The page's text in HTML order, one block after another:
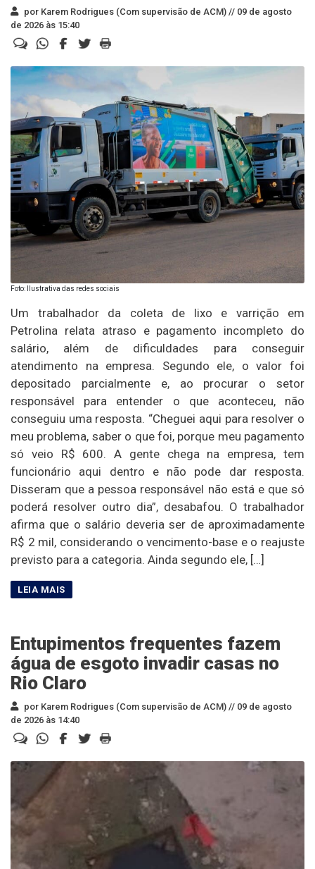
por Karem Rodrigues (Com supervisão de ACM) // 09 de agosto
de 2026 às 15:40
Foto: Ilustrativa das redes sociais
Um trabalhador da coleta de lixo e varrição em
Petrolina relata atraso e pagamento incompleto do
salário, além de dificuldades para conseguir
atendimento na empresa. Segundo ele, o valor foi
depositado parcialmente e, ao procurar o setor
responsável para entender o que aconteceu, não
conseguiu uma resposta. “Cheguei aqui para resolver o
meu problema, saber o que foi, porque meu pagamento
só veio R$ 600. A gente chega na empresa, tem
funcionário aqui dentro e não pode dar resposta.
Disseram que a pessoa responsável não está e que só
poderá resolver outro dia”, desabafou. O trabalhador
afirma que o salário deveria ser de aproximadamente
R$ 2 mil, considerando o vencimento-base e o reajuste
previsto para a categoria. Ainda segundo ele, […]
Entupimentos frequentes fazem
água de esgoto invadir casas no
Rio Claro
por Karem Rodrigues (Com supervisão de ACM) // 09 de agosto
de 2026 às 14:40